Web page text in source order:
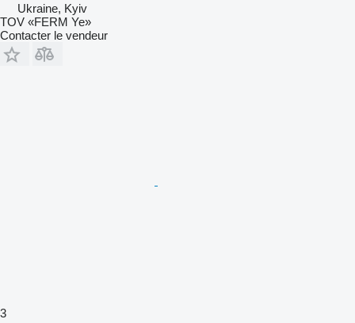
Ukraine, Kyiv
TOV «FERM Ye»
Contacter le vendeur
3